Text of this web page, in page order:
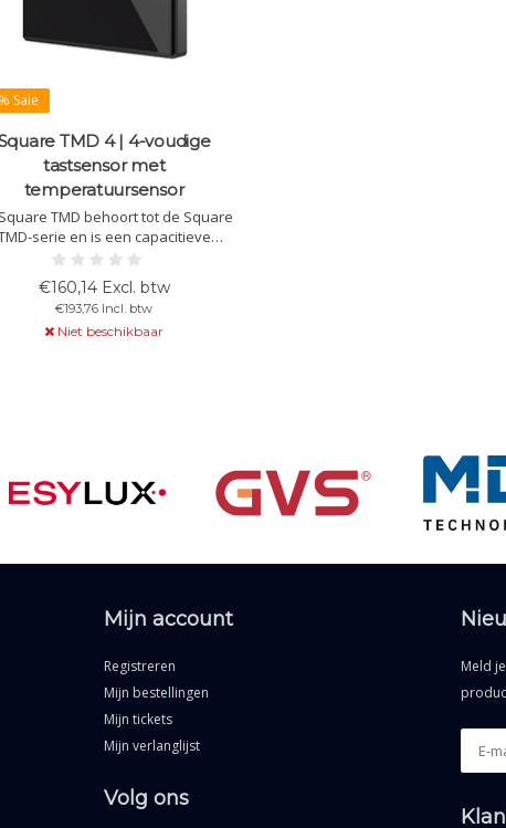
Sale
TMD 4 | 4-voudige
tastsensor met
temperatuursensor
TMD behoort tot de Square
serie en is een capacitieve
touchsensor met 4 bedieningen,
thermostaat en
Verkrijgbaar in
kleuren en met aangepast
ontwerp.
€160,14 Excl. btw
€193,76 Incl. btw
Niet beschikbaar
Mijn account
Registreren
Mijn bestellingen
Mijn tickets
Mijn verlanglijst
Volg ons
Meld